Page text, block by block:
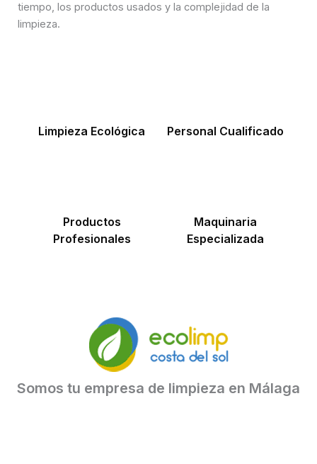
tiempo, los productos usados y la complejidad de la
limpieza.
Limpieza Ecológica Personal Cualificado
Productos
Profesionales
Maquinaria
Especializada
Somos tu empresa de limpieza en Málaga